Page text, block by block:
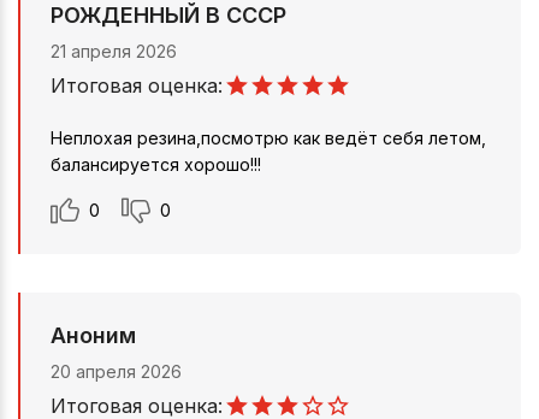
РОЖДЕННЫЙ В СССР
21 апреля 2026
Итоговая оценка:
Неплохая резина,посмотрю как ведёт себя летом,
балансируется хорошо!!!
0 0
Аноним
20 апреля 2026
Итоговая оценка: